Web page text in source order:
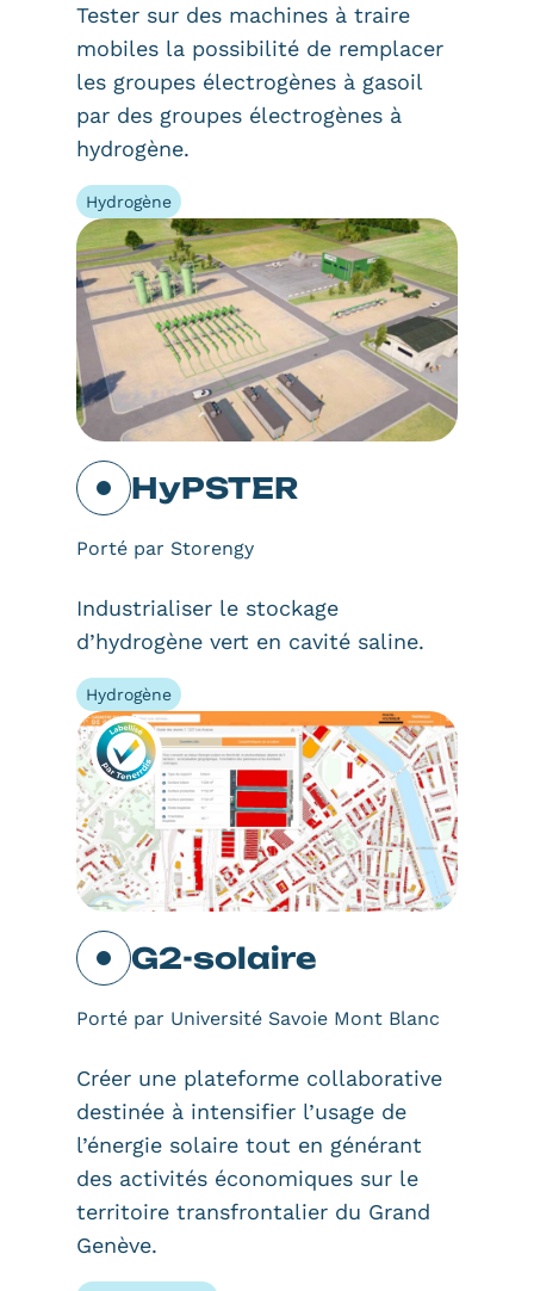
Tester sur des machines à traire
mobiles la possibilité de remplacer
les groupes électrogènes à gasoil
par des groupes électrogènes à
hydrogène.
Hydrogène
HyPSTER
Porté par Storengy
Industrialiser le stockage
d’hydrogène vert en cavité saline.
Hydrogène
G2-solaire
Porté par Université Savoie Mont Blanc
Créer une plateforme collaborative
destinée à intensifier l’usage de
l’énergie solaire tout en générant
des activités économiques sur le
territoire transfrontalier du Grand
Genève.